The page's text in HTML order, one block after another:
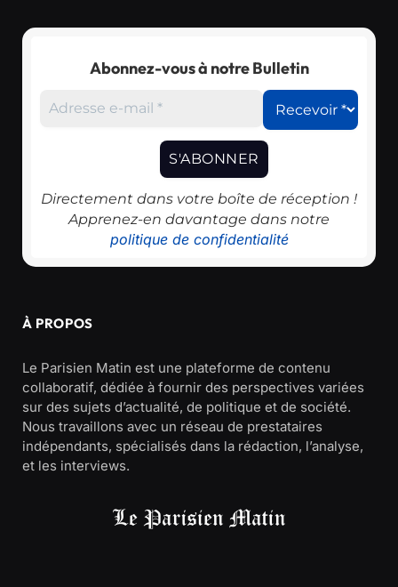
Abonnez-vous à notre Bulletin
Directement dans votre boîte de réception !
Apprenez-en davantage dans notre
politique de confidentialité
À PROPOS
Le Parisien Matin est une plateforme de contenu
collaboratif, dédiée à fournir des perspectives variées
sur des sujets d’actualité, de politique et de société.
Nous travaillons avec un réseau de prestataires
indépendants, spécialisés dans la rédaction, l’analyse,
et les interviews.